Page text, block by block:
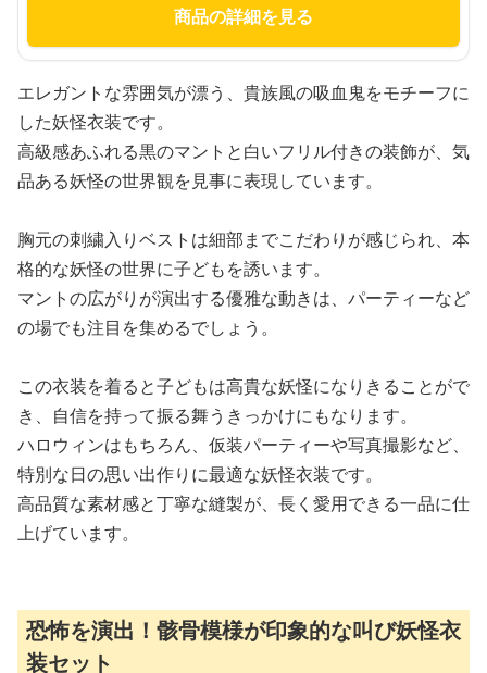
商品の詳細を見る
エレガントな雰囲気が漂う、貴族風の吸血鬼をモチーフに
した妖怪衣装です。
高級感あふれる黒のマントと白いフリル付きの装飾が、気
品ある妖怪の世界観を見事に表現しています。
胸元の刺繍入りベストは細部までこだわりが感じられ、本
格的な妖怪の世界に子どもを誘います。
マントの広がりが演出する優雅な動きは、パーティーなど
の場でも注目を集めるでしょう。
この衣装を着ると子どもは高貴な妖怪になりきることがで
き、自信を持って振る舞うきっかけにもなります。
ハロウィンはもちろん、仮装パーティーや写真撮影など、
特別な日の思い出作りに最適な妖怪衣装です。
高品質な素材感と丁寧な縫製が、長く愛用できる一品に仕
上げています。
恐怖を演出！骸骨模様が印象的な叫び妖怪衣
装セット